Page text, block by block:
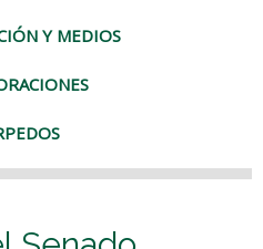
Y MEDIOS